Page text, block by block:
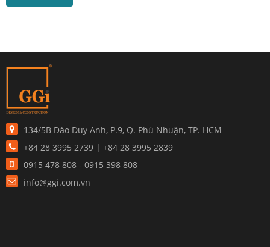
134/5B Đào Duy Anh, P.9, Q. Phú Nhuận, TP. HCM
+84 28 3995 2739 | +84 28 3995 2839
0915 478 808 - 0915 398 808
info@ggi.com.vn